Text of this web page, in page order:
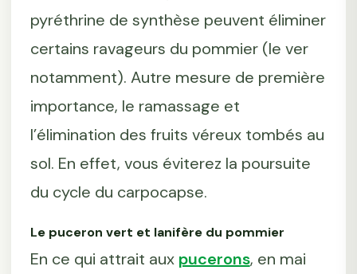
pyréthrine de synthèse peuvent éliminer
certains ravageurs du pommier (le ver
notamment). Autre mesure de première
importance, le ramassage et
l’élimination des fruits véreux tombés au
sol. En effet, vous éviterez la poursuite
du cycle du carpocapse.
Le puceron vert et lanifère du pommier
En ce qui attrait aux pucerons, en mai